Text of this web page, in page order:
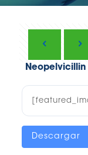
Neopelvicillin
Descargar